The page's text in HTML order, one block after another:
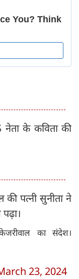
नेता के कविता की
की पत्नी सुनीता ने
का संदेश।
23, 2024